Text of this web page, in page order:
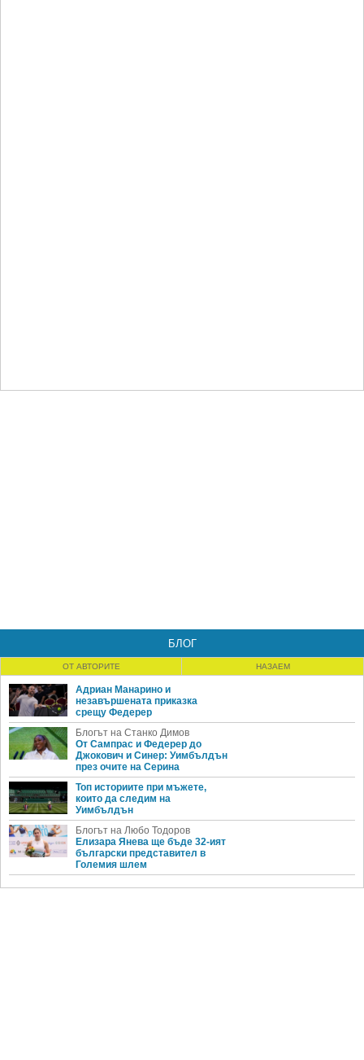
БЛОГ
ОТ АВТОРИТЕ НАЗАЕМ
Адриан Манарино и
незавършената приказка
срещу Федерер
Блогът на Станко Димов
От Сампрас и Федерер до
Джокович и Синер: Уимбълдън
през очите на Серина
Топ историите при мъжете,
които да следим на
Уимбълдън
Блогът на Любо Тодоров
Елизара Янева ще бъде 32-ият
български представител в
Големия шлем